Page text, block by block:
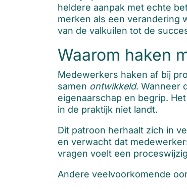
heldere aanpak met echte
merken als een verandering
van de valkuilen tot de
Waarom haken
Medewerkers haken af bij
samen ontwikkeld. Wanneer
eigenaarschap en begrip.
in de praktijk niet landt.
Dit patroon herhaalt zich in
en verwacht dat
vragen voelt een
Andere veelvoorkomende